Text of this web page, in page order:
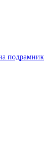
подрамник